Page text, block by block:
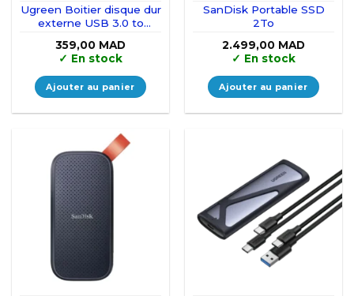
Ugreen Boitier disque dur
externe USB 3.0 to
359,00 MAD
✓ En stock
Ajouter au panier
SanDisk Portable SSD
2To
2.499,00 MAD
✓ En stock
Ajouter au panier